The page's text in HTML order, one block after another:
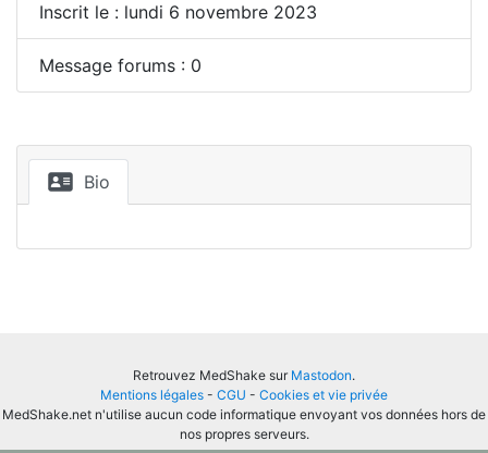
Inscrit le : lundi 6 novembre 2023
Message forums : 0
Bio
Retrouvez MedShake sur Mastodon.
Mentions légales - CGU - Cookies et vie privée
MedShake.net n'utilise aucun code informatique envoyant vos données hors de
nos propres serveurs.